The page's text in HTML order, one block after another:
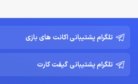
تلگرام پشتیبانی اکانت های بازی
تلگرام پشتیبانی گیفت کارت